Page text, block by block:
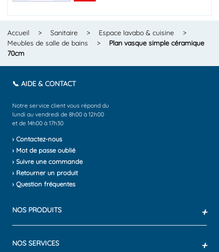
Accueil > Sanitaire > Espace lavabo & cuisine
>
Meubles de salle de bains
>
Plan vasque simple céramique
70cm
📞 AIDE & CONTACT
Notre service client vous répond du
lundi au vendredi de 8h00 à 12h00
et de 14h00 à 17h30
› Contactez-nous
› Mot de passe oublié
› Suivre une commande
› Retourner un produit
› Question fréquentes
NOS PRODUITS +
NOS SERVICES +